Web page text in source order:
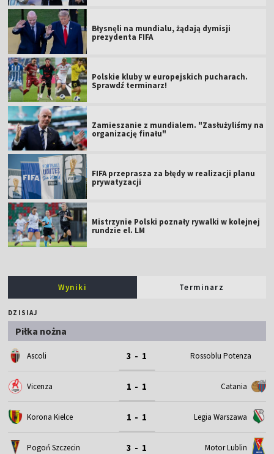
Błysnęli na mundialu, żądają dymisji
prezydenta FIFA
Polskie kluby w europejskich pucharach.
Sprawdź terminarz!
Zamieszanie z mundialem. "Zasłużyliśmy na
organizację finału"
FIFA przeprasza za błędy w realizacji planu
prywatyzacji
Mistrzynie Polski poznały rywalki w kolejnej
rundzie el. LM
Wyniki Terminarz
DZISIAJ
Piłka nożna
Ascoli 3 - 1 Rossoblu Potenza
Vicenza 1 - 1 Catania
Korona Kielce 1 - 1 Legia Warszawa
Pogoń Szczecin 3 - 1 Motor Lublin